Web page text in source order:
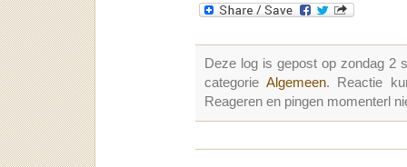
Deze log is gepost op zondag 2
categorie Algemeen. Reactie
Reageren en pingen momenterl